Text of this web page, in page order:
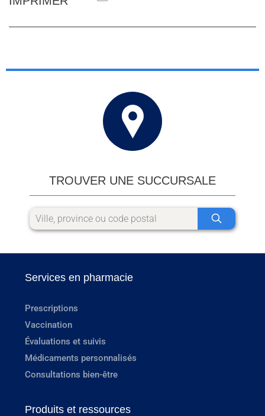
TROUVER UNE SUCCURSALE
Services en pharmacie
Prescriptions
Vaccination
Évaluations et suivis
Médicaments personnalisés
Consultations bien-être
Produits et ressources